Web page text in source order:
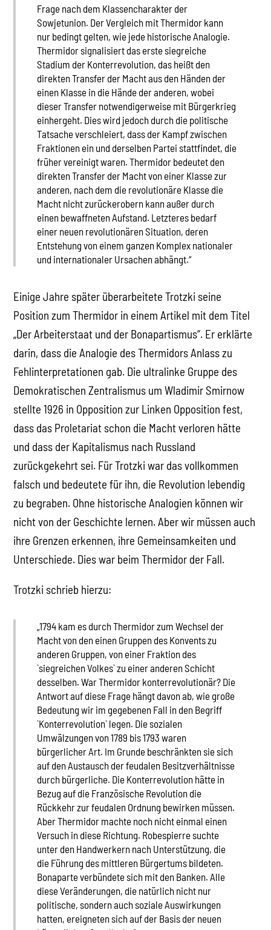
Frage nach dem Klassencharakter der
Sowjetunion. Der Vergleich mit Thermidor kann
nur bedingt gelten, wie jede historische Analogie.
Thermidor signalisiert das erste siegreiche
Stadium der Konterrevolution, das heißt den
direkten Transfer der Macht aus den Händen der
einen Klasse in die Hände der anderen, wobei
dieser Transfer notwendigerweise mit Bürgerkrieg
einhergeht. Dies wird jedoch durch die politische
Tatsache verschleiert, dass der Kampf zwischen
Fraktionen ein und derselben Partei stattfindet, die
früher vereinigt waren. Thermidor bedeutet den
direkten Transfer der Macht von einer Klasse zur
anderen, nach dem die revolutionäre Klasse die
Macht nicht zurückerobern kann außer durch
einen bewaffneten Aufstand. Letzteres bedarf
einer neuen revolutionären Situation, deren
Entstehung von einem ganzen Komplex nationaler
und internationaler Ursachen abhängt.“
Einige Jahre später überarbeitete Trotzki seine
Position zum Thermidor in einem Artikel mit dem Titel
„Der Arbeiterstaat und der Bonapartismus“. Er erklärte
darin, dass die Analogie des Thermidors Anlass zu
Fehlinterpretationen gab. Die ultralinke Gruppe des
Demokratischen Zentralismus um Wladimir Smirnow
stellte 1926 in Opposition zur Linken Opposition fest,
dass das Proletariat schon die Macht verloren hätte
und dass der Kapitalismus nach Russland
zurückgekehrt sei. Für Trotzki war das vollkommen
falsch und bedeutete für ihn, die Revolution lebendig
zu begraben. Ohne historische Analogien können wir
nicht von der Geschichte lernen. Aber wir müssen auch
ihre Grenzen erkennen, ihre Gemeinsamkeiten und
Unterschiede. Dies war beim Thermidor der Fall.
Trotzki schrieb hierzu:
„1794 kam es durch Thermidor zum Wechsel der
Macht von den einen Gruppen des Konvents zu
anderen Gruppen, von einer Fraktion des
`siegreichen Volkes` zu einer anderen Schicht
desselben. War Thermidor konterrevolutionär? Die
Antwort auf diese Frage hängt davon ab, wie große
Bedeutung wir im gegebenen Fall in den Begriff
`Konterrevolution` legen. Die sozialen
Umwälzungen von 1789 bis 1793 waren
bürgerlicher Art. Im Grunde beschränkten sie sich
auf den Austausch der feudalen Besitzverhältnisse
durch bürgerliche. Die Konterrevolution hätte in
Bezug auf die Französische Revolution die
Rückkehr zur feudalen Ordnung bewirken müssen.
Aber Thermidor machte noch nicht einmal einen
Versuch in diese Richtung. Robespierre suchte
unter den Handwerkern nach Unterstützung, die
die Führung des mittleren Bürgertums bildeten.
Bonaparte verbündete sich mit den Banken. Alle
diese Veränderungen, die natürlich nicht nur
politische, sondern auch soziale Auswirkungen
hatten, ereigneten sich auf der Basis der neuen